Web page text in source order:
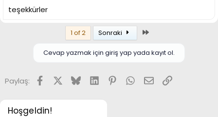
teşekkürler
1 of 2 Sonraki
Cevap yazmak için giriş yap yada kayıt ol.
Paylaş: FacebookBlueskyLinkedInPinterestWhatsApp
E-posta
Link
Hoşgeldin!